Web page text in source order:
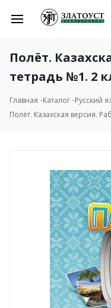
Полёт.
тетрадь №1. 2
Главная Каталог Русский
Полёт. Казахская версия.